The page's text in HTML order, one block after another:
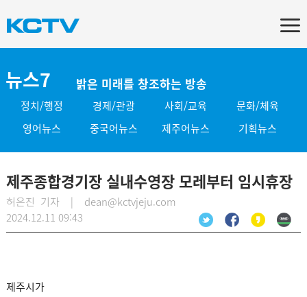
뉴스7 밝은 미래를 창조하는 방송
정치/행정 경제/관광 사회/교육
문화/체육
영어뉴스
중국어뉴스 제주어뉴스 기획뉴스
제주종합경기장 실내수영장 모레부터 임시휴장
허은진 기자 | dean@kctvjeju.com
2024.12.11 09:43
제주시가